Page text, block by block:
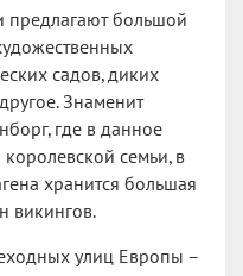
предлагают большой
садов, диких
Знаменит
где в данное
семьи, в
хранится большая
викингов.
улиц Европы –